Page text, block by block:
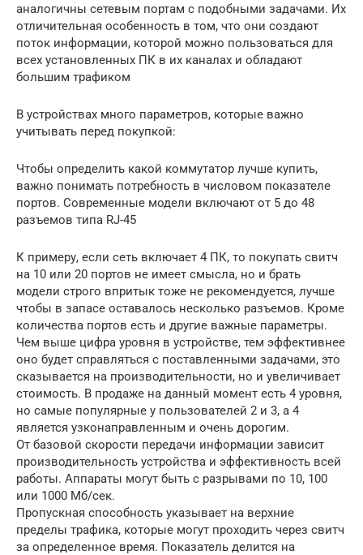
аналогичны сетевым портам с подобными задачами. Их
отличительная особенность в том, что они создают
поток информации, которой можно пользоваться для
всех установленных ПК в их каналах и обладают
большим трафиком
В устройствах много параметров, которые важно
учитывать перед покупкой:
Чтобы определить какой коммутатор лучше купить,
важно понимать потребность в числовом показателе
портов. Современные модели включают от 5 до 48
разъемов типа RJ-45
К примеру, если сеть включает 4 ПК, то покупать свитч
на 10 или 20 портов не имеет смысла, но и брать
модели строго впритык тоже не рекомендуется, лучше
чтобы в запасе оставалось несколько разъемов. Кроме
количества портов есть и другие важные параметры.
Чем выше цифра уровня в устройстве, тем эффективнее
оно будет справляться с поставленными задачами, это
сказывается на производительности, но и увеличивает
стоимость. В продаже на данный момент есть 4 уровня,
но самые популярные у пользователей 2 и 3, а 4
является узконаправленным и очень дорогим.
От базовой скорости передачи информации зависит
производительность устройства и эффективность всей
работы. Аппараты могут быть с разрывами по 10, 100
или 1000 Мб/сек.
Пропускная способность указывает на верхние
пределы трафика, которые могут проходить через свитч
за определенное время. Показатель делится на